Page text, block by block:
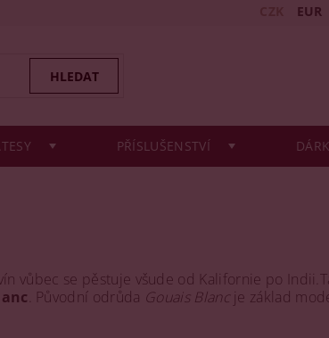
EUR
PŘÍSLUŠENSTVÍ
vůbec se pěstuje všude od Kalifornie po
. Původní odrůda Gouais Blancje základ